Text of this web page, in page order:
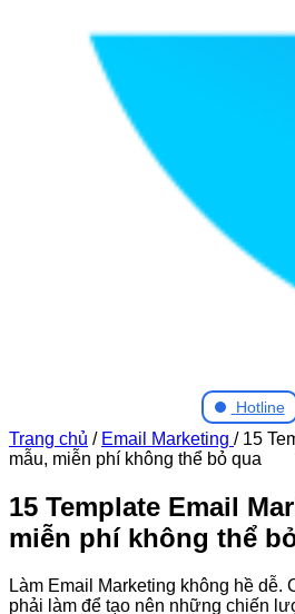
Hotline
Trang chủ / Email Marketing / 15
mẫu, miễn phí không thể bỏ qua
15 Template Email
miễn phí không thể
Làm Email Marketing không hề dễ.
phải làm để tạo nên những chiến